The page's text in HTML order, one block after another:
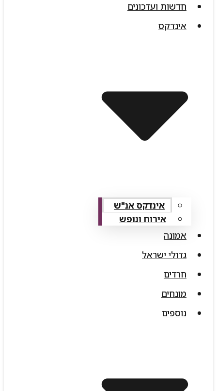
חדשות ועדכונים
אינדקס
אינדקס אנ"ש
אירוח ונופש
אמונה
גדולי ישראל
חרדים
מונחים
נוספים